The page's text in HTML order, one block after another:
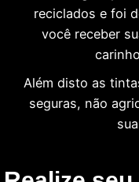
reciclados e foi
você receber
Além disto as
seguras, não